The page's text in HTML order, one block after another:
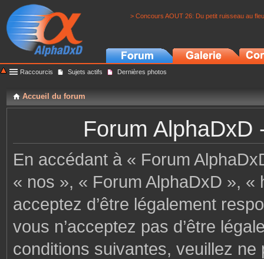
> Concours AOUT 26: Du petit ruisseau au
Raccourcis Sujets actifs Dernières photos
Accueil du forum
Forum AlphaDxD
En accédant à « Forum
« nos », « Forum AlphaDxD »,
acceptez d’être légalement
vous n’acceptez pas d’être
conditions suivantes, veuillez